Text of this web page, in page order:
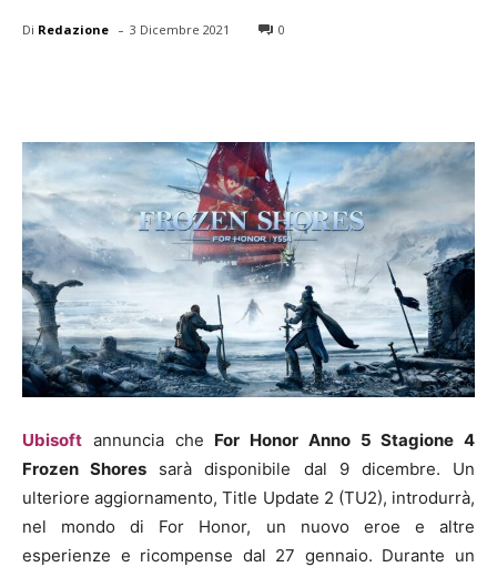
Di Redazione - 3 Dicembre 2021 0
Ubisoft annuncia che For Honor Anno 5 Stagione 4
Frozen Shores sarà disponibile dal 9 dicembre. Un
ulteriore aggiornamento, Title Update 2 (TU2), introdurrà,
nel mondo di For Honor, un nuovo eroe e altre
esperienze e ricompense dal 27 gennaio. Durante un